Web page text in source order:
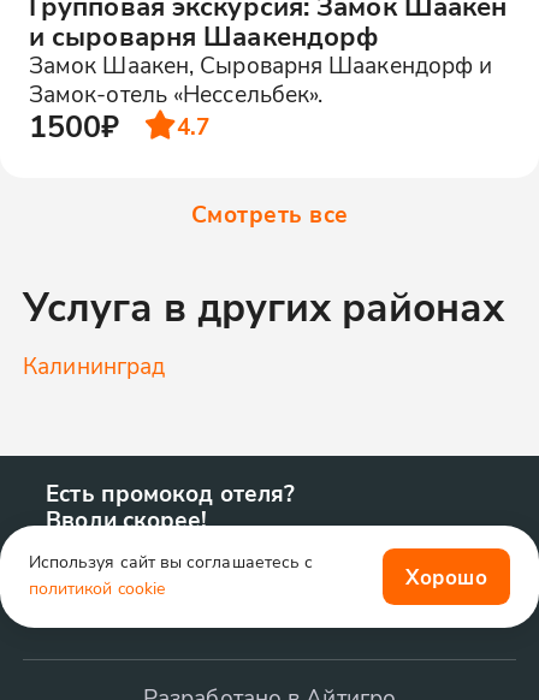
и сыроварня Шаакендорф
Замок Шаакен, Сыроварня Шаакендорф и
Замок-отель «Нессельбек».
1500₽ 4.7
Смотреть все
Услуга в других районах
Калининград
Есть промокод отеля?
Вводи скорее!
Используя сайт вы соглашаетесь с
политикой cookie
Хорошо